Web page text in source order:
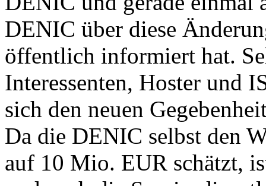
DENIC über diese
öffentlich informiert hat.
Interessenten, Hoster und
sich den neuen
Da die DENIC selbst den
auf 10 Mio. EUR schätzt,